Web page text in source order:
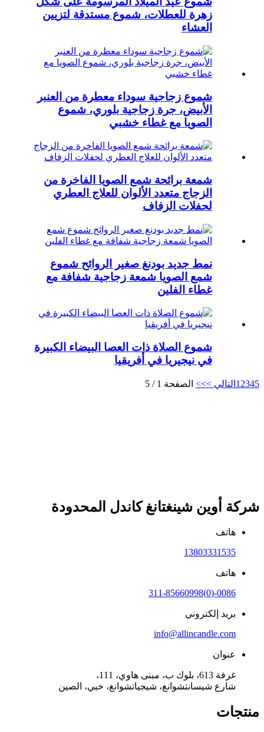
زهرة للعطلات، شموع مستدقة لتزيين
العشاء
شموع زجاجية سوداء معطرة من العنبر
الأبيض، جرة زجاجية بلوري، شموع
الصويا مع غطاء خشبي
شمعة برائحة شمع الصويا الفاخرة من
الزجاج متعدد الألوان للعلاج العطري
لحفلات الزفاف
نمط جديد بودنغ صغير الروائح شموع
شمع الصويا شمعة زجاجية شفافة مع
غطاء الفلين
شموع الصلاة ذات العصا البيضاء الكبيرة
في نيجيريا في أفريقيا
1 2345 التالي >>> الصفحة 1 / 5
شركة أوين شينغتانغ كاندل المحدودة
هاتف
13803331535
هاتف
0086-(0)311-85660998
بريد إلكتروني
info@allincandle.com
عنوان
غرفة 613، بلوك ب، مبنى هاوي، 111،
شارع شيسانتشوانغ، شيجياتشوانغ، خبي، الصين
منتجات